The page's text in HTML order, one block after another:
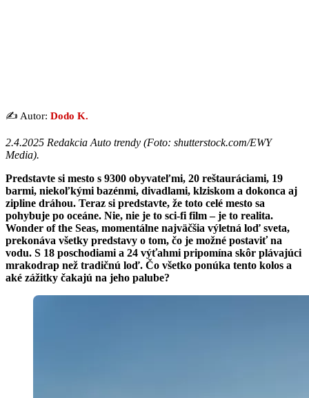
✍️ Autor: Dodo K.
2.4.2025 Redakcia Auto trendy (Foto: shutterstock.com/EWY
Media).
Predstavte si mesto s 9300 obyvateľmi, 20 reštauráciami, 19
barmi, niekoľkými bazénmi, divadlami, klziskom a dokonca aj
zipline dráhou. Teraz si predstavte, že toto celé mesto sa
pohybuje po oceáne. Nie, nie je to sci-fi film – je to realita.
Wonder of the Seas, momentálne najväčšia výletná loď sveta,
prekonáva všetky predstavy o tom, čo je možné postaviť na
vodu. S 18 poschodiami a 24 výťahmi pripomína skôr plávajúci
mrakodrap než tradičnú loď. Čo všetko ponúka tento kolos a
aké zážitky čakajú na jeho palube?